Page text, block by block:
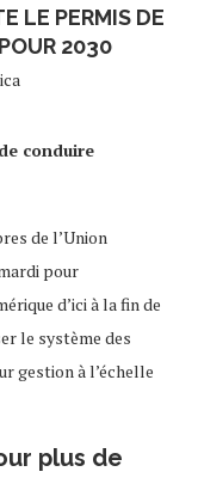
LE PERMIS DE
2030
conduire
de l’Union
pour
d’ici à la fin de
le système des
gestion à l’échelle
plus de